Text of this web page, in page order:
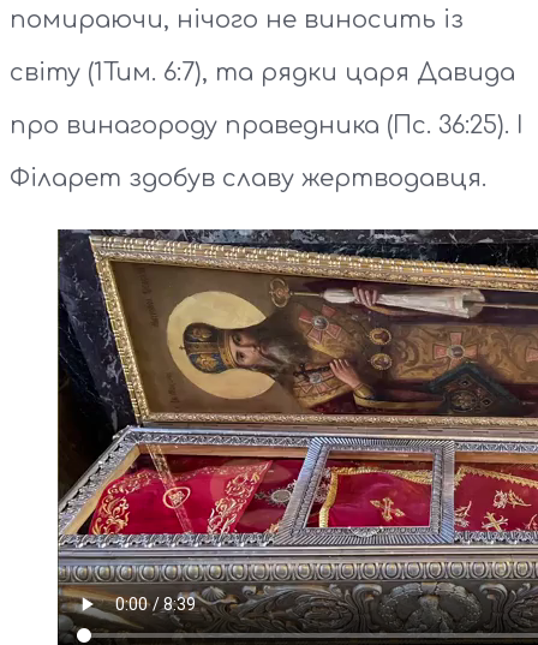
помираючи, нічого не виносить із
світу (1Тим. 6:7), та рядки царя Давида
про винагороду праведника (Пс. 36:25). І
Філарет здобув славу жертводавця.